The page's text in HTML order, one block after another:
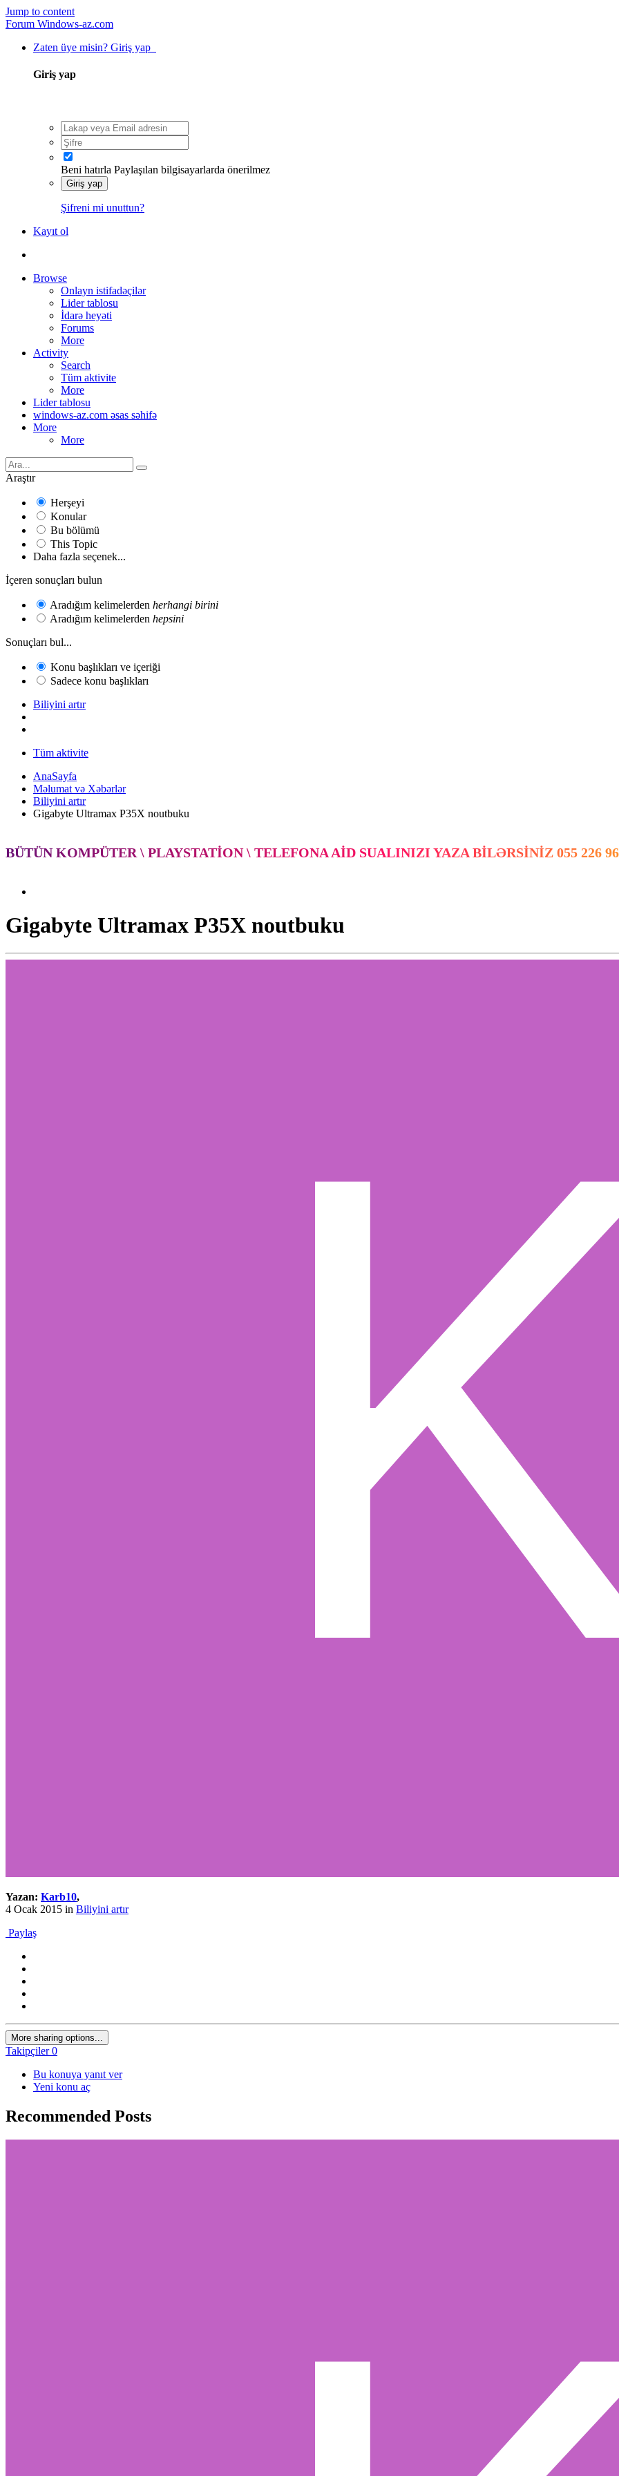
Jump to content
Forum Windows-az.com
Zaten üye misin? Giriş yap
Giriş yap
Beni hatırla Paylaşılan bilgisayarlarda önerilmez
Giriş yap
Şifreni mi unuttun?
Kayıt ol
Browse
Onlayn istifadəçilər
Lider tablosu
İdarə heyəti
Forums
More
Activity
Search
Tüm aktivite
More
Lider tablosu
windows-az.com əsas səhifə
More
More
Araştır
Herşeyi
Konular
Bu bölümü
This Topic
Daha fazla seçenek...
İçeren sonuçları bulun
Aradığım kelimelerden herhangi birini
Aradığım kelimelerden hepsini
Sonuçları bul...
Konu başlıkları ve içeriği
Sadece konu başlıkları
Biliyini artır
Tüm aktivite
AnaSayfa
Məlumat və Xəbərlər
Biliyini artır
Gigabyte Ultramax P35X noutbuku
BÜTÜN KOMPÜTER \ PLAYSTATION \ TELEFONA AID SUALINIZI YAZA BILƏRSINIZ 055 226
Gigabyte Ultramax P35X noutbuku
Yazan: Karb10,
4 Ocak 2015 in Biliyini artır
Paylaş
More sharing options...
Takipçiler 0
Bu konuya yanıt ver
Yeni konu aç
Recommended Posts